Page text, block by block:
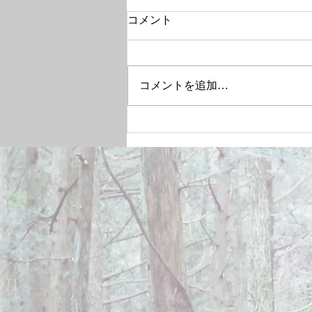
December 28, 2024
コメント
コメントを追加…